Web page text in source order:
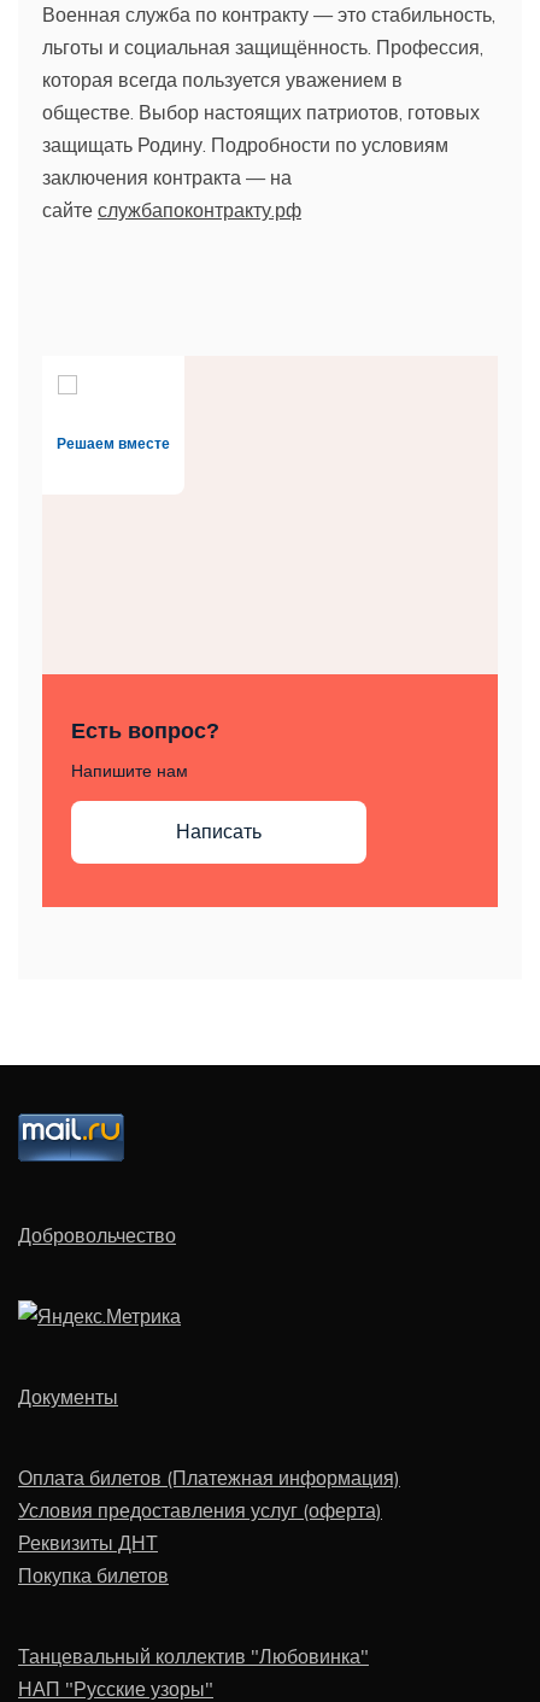
Военная служба по контракту — это стабильность,
льготы и социальная защищённость. Профессия,
которая всегда пользуется уважением в
обществе. Выбор настоящих патриотов, готовых
защищать Родину. Подробности по условиям
заключения контракта — на
сайте службапоконтракту.рф
Решаем вместе
Есть вопрос?
Напишите нам
Написать
Добровольчество
Документы
Оплата билетов (Платежная информация)
Условия предоставления услуг (оферта)
Реквизиты ДНТ
Покупка билетов
Танцевальный коллектив "Любовинка"
НАП "Русские узоры"